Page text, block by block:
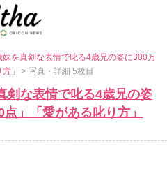
妹を真剣な表情で叱る4歳兄の姿に300万
方」> 写真・詳細 5枚目
剣な表情で叱る4歳兄の姿
」「愛がある叱り方」